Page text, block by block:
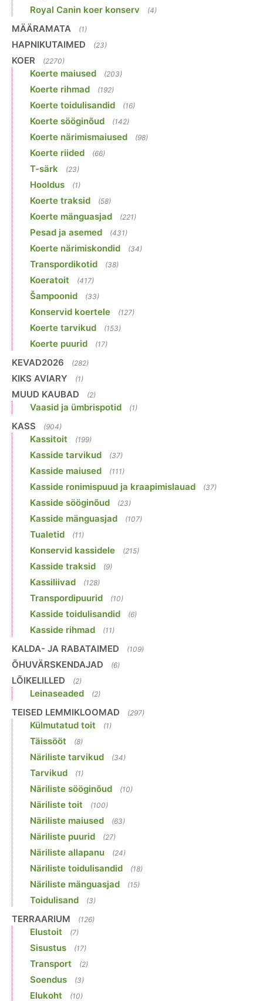
Royal Canin koer konserv (4)
MÄÄRAMATA (1)
HAPNIKUTAIMED (23)
KOER (2270)
Koerte maiused (203)
Koerte rihmad (192)
Koerte toidulisandid (16)
Koerte sööginõud (142)
Koerte närimismaiused (98)
Koerte riided (66)
T-särk (23)
Hooldus (1)
Koerte traksid (58)
Koerte mänguasjad (221)
Pesad ja asemed (431)
Koerte närimiskondid (34)
Transpordikotid (38)
Koeratoit (417)
Šampoonid (33)
Konservid koertele (127)
Koerte tarvikud (153)
Koerte puurid (17)
KEVAD2026 (282)
KIKS AVIARY (1)
MUUD KAUBAD (2)
Vaasid ja ümbrispotid (1)
KASS (904)
Kassitoit (199)
Kasside tarvikud (37)
Kasside maiused (111)
Kasside ronimispuud ja kraapimislauad (37)
Kasside sööginõud (23)
Kasside mänguasjad (107)
Tualetid (11)
Konservid kassidele (215)
Kasside traksid (9)
Kassiliivad (128)
Transpordipuurid (10)
Kasside toidulisandid (6)
Kasside rihmad (11)
KALDA- JA RABATAIMED (109)
ÕHUVÄRSKENDAJAD (6)
LÕIKELILLED (2)
Leinaseaded (2)
TEISED LEMMIKLOOMAD (297)
Külmutatud toit (1)
Täissööt (8)
Näriliste tarvikud (34)
Tarvikud (1)
Näriliste sööginõud (10)
Näriliste toit (100)
Näriliste maiused (63)
Näriliste puurid (27)
Näriliste allapanu (24)
Näriliste toidulisandid (18)
Näriliste mänguasjad (15)
Toidulisand (3)
TERRAARIUM (126)
Elustoit (7)
Sisustus (17)
Transport (2)
Soendus (3)
Elukoht (10)